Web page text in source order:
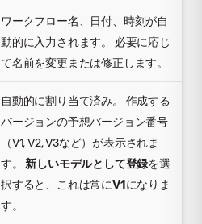
ワークフロー名、日付、時刻が自
動的に入力されます。 必要に応じ
て名前を変更または修正します。
自動的に割り当て済み。 作成する
バージョンの予想バージョン番号
（V1, V2, V3など）が表示されま
す。新しいモデルとして登録を選
択すると、これは常にV1になりま
す。